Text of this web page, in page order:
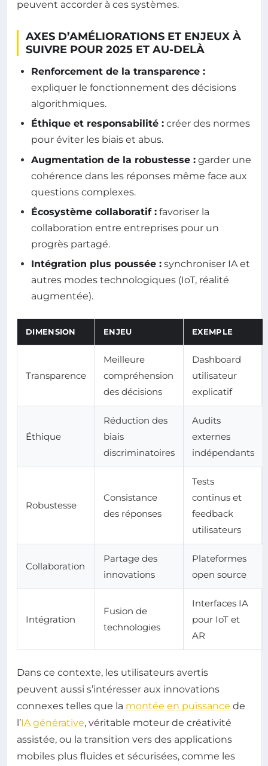
peuvent accorder à ces systèmes.
AXES D’AMÉLIORATIONS ET ENJEUX À
SUIVRE POUR 2025 ET AU-DELÀ
Renforcement de la transparence :
expliquer le fonctionnement des décisions
algorithmiques.
Éthique et responsabilité : créer des normes
pour éviter les biais et abus.
Augmentation de la robustesse : garder une
cohérence dans les réponses même face aux
questions complexes.
Écosystème collaboratif : favoriser la
collaboration entre entreprises pour un
progrès partagé.
Intégration plus poussée : synchroniser IA et
autres modes technologiques (IoT, réalité
augmentée).
DIMENSION ENJEU EXEMPLE
Transparence
Meilleure
compréhension
des décisions
Dashboard
utilisateur
explicatif
Éthique
Réduction des
biais
discriminatoires
Audits
externes
indépendants
Robustesse
Consistance
des réponses
Tests
continus et
feedback
utilisateurs
Collaboration
Partage des
innovations
Plateformes
open source
Intégration
Fusion de
technologies
Interfaces IA
pour IoT et
AR
Dans ce contexte, les utilisateurs avertis
peuvent aussi s’intéresser aux innovations
connexes telles que la montée en puissance de
l’IA générative, véritable moteur de créativité
assistée, ou la transition vers des applications
mobiles plus fluides et sécurisées, comme les